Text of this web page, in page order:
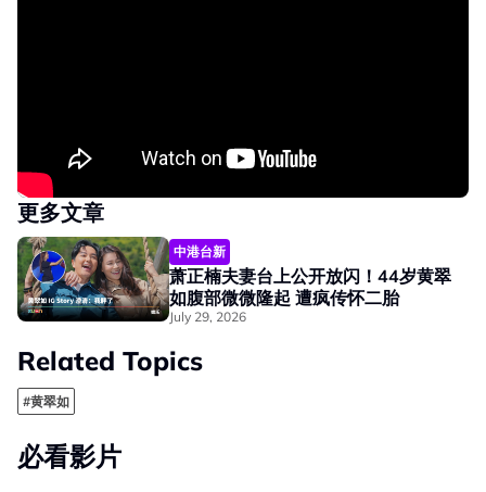
更多文章
中港台新
萧正楠夫妻台上公开放闪！44岁黄翠
如腹部微微隆起 遭疯传怀二胎
July 29, 2026
Related Topics
#黄翠如
必看影片